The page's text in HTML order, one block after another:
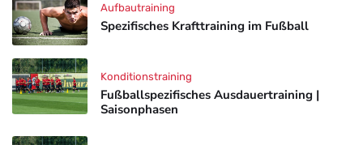
Spezifisches Krafttraining im Fußball
Aufbautraining
Fußballspezifisches Ausdauertraining |
Saisonphasen
Konditionstraining